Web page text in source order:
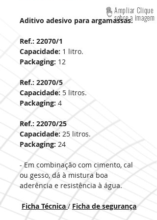
Aditivo adesivo para argamassas.
Ref.: 22070/1
Capacidade: 1 litro.
Packaging: 12
Ref.: 22070/5
Capacidade: 5 litros.
Packaging: 4
Ref.: 22070/25
Capacidade: 25 litros.
Packaging: 24
- Em combinação com cimento, cal
ou gesso, dá à mistura boa
aderência e resistência à água.
Ficha Técnica / Ficha de segurança
Ampliar Clique
sobre a imagem